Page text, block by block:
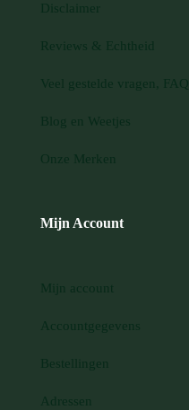
Disclaimer
Reviews & Echtheid
Veel gestelde vragen, FAQ
Blog en Weetjes
Onze Merken
Mijn Account
Mijn account
Accountgegevens
Bestellingen
Adressen